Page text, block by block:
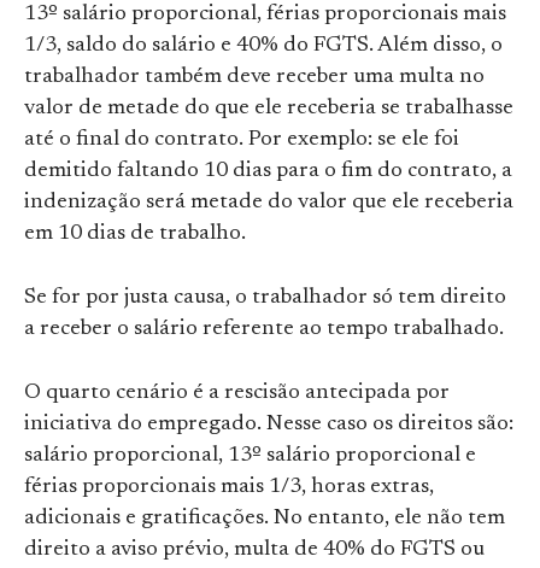
13º salário proporcional, férias proporcionais mais
1/3, saldo do salário e 40% do FGTS. Além disso, o
trabalhador também deve receber uma multa no
valor de metade do que ele receberia se trabalhasse
até o final do contrato. Por exemplo: se ele foi
demitido faltando 10 dias para o fim do contrato, a
indenização será metade do valor que ele receberia
em 10 dias de trabalho.
Se for por justa causa, o trabalhador só tem direito
a receber o salário referente ao tempo trabalhado.
O quarto cenário é a rescisão antecipada por
iniciativa do empregado. Nesse caso os direitos são:
salário proporcional, 13º salário proporcional e
férias proporcionais mais 1/3, horas extras,
adicionais e gratificações. No entanto, ele não tem
direito a aviso prévio, multa de 40% do FGTS ou